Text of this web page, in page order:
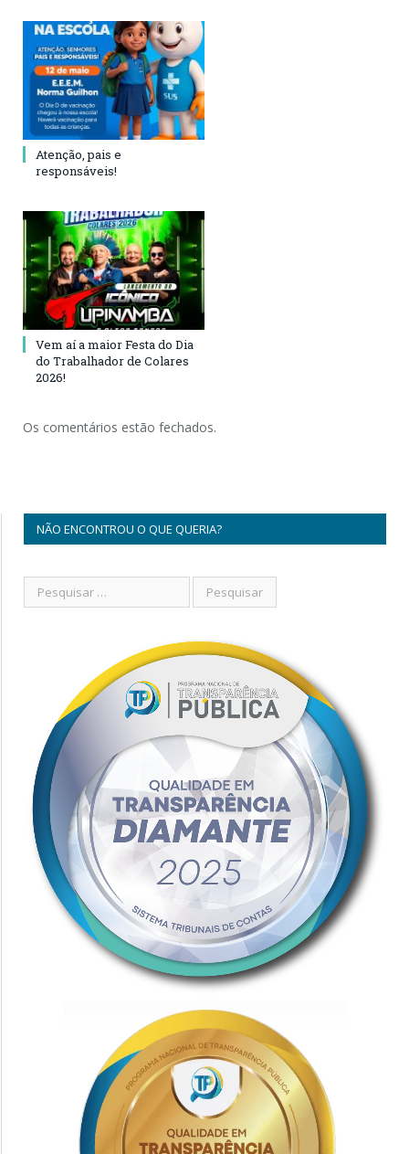
Atenção, pais e
responsáveis!
Vem aí a maior Festa do Dia
do Trabalhador de Colares
2026!
Os comentários estão fechados.
NÃO ENCONTROU O QUE QUERIA?